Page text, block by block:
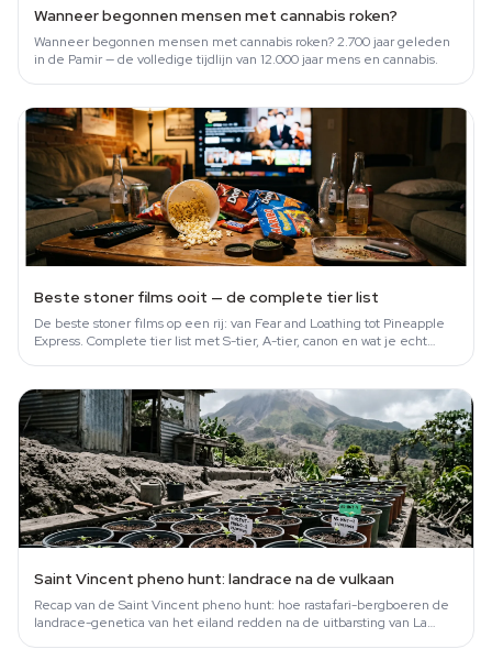
Wanneer begonnen mensen met cannabis roken?
Wanneer begonnen mensen met cannabis roken? 2.700 jaar geleden
in de Pamir — de volledige tijdlijn van 12.000 jaar mens en cannabis.
Beste stoner films ooit — de complete tier list
De beste stoner films op een rij: van Fear and Loathing tot Pineapple
Express. Complete tier list met S-tier, A-tier, canon en wat je echt
Saint Vincent pheno hunt: landrace na de vulkaan
Recap van de Saint Vincent pheno hunt: hoe rastafari-bergboeren de
landrace-genetica van het eiland redden na de uitbarsting van La